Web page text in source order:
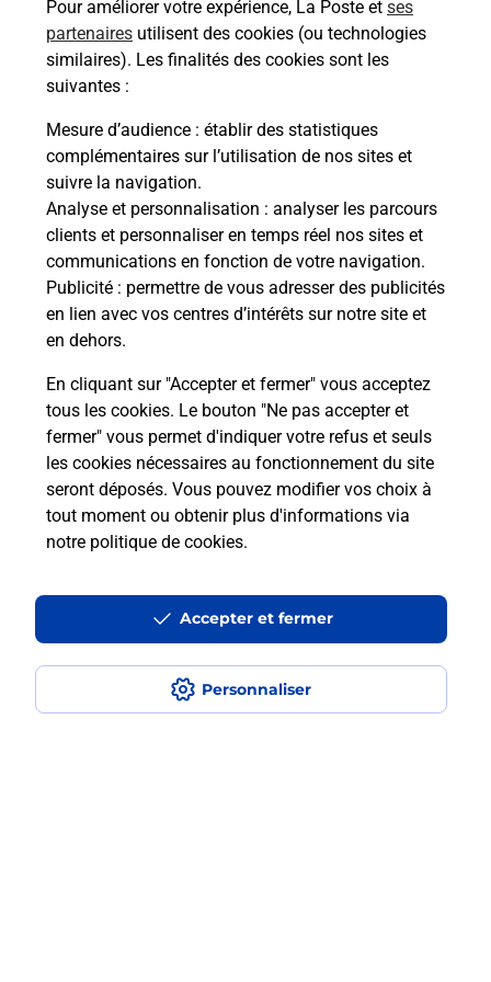
Pour améliorer votre expérience, La Poste et ses
partenaires utilisent des cookies (ou technologies
similaires). Les finalités des cookies sont les
suivantes :
Mesure d’audience : établir des statistiques
complémentaires sur l’utilisation de nos sites et
suivre la navigation.
Analyse et personnalisation : analyser les parcours
clients et personnaliser en temps réel nos sites et
communications en fonction de votre navigation.
Publicité : permettre de vous adresser des publicités
en lien avec vos centres d’intérêts sur notre site et
en dehors.
En cliquant sur "Accepter et fermer" vous acceptez
tous les cookies. Le bouton "Ne pas accepter et
fermer" vous permet d'indiquer votre refus et seuls
les cookies nécessaires au fonctionnement du site
seront déposés. Vous pouvez modifier vos choix à
tout moment ou obtenir plus d'informations via
notre politique de cookies.
Personnaliser
Accepter et fermer
Questions fréquemment posées
Quel réseau utilise La Poste Mobile ?
Est-ce que je peux garder mon
numéro de mobile gratuitement ?
Est-ce que je peux bénéficier de la 5G
Est-ce que je peux utiliser mon forfait
à l’étranger avec La Poste Mobile ?
Est-ce que je peux payer mon iPhone
en plusieurs fois avec La Poste Mobile
Est-ce que je peux assurer mon
iPhone ?